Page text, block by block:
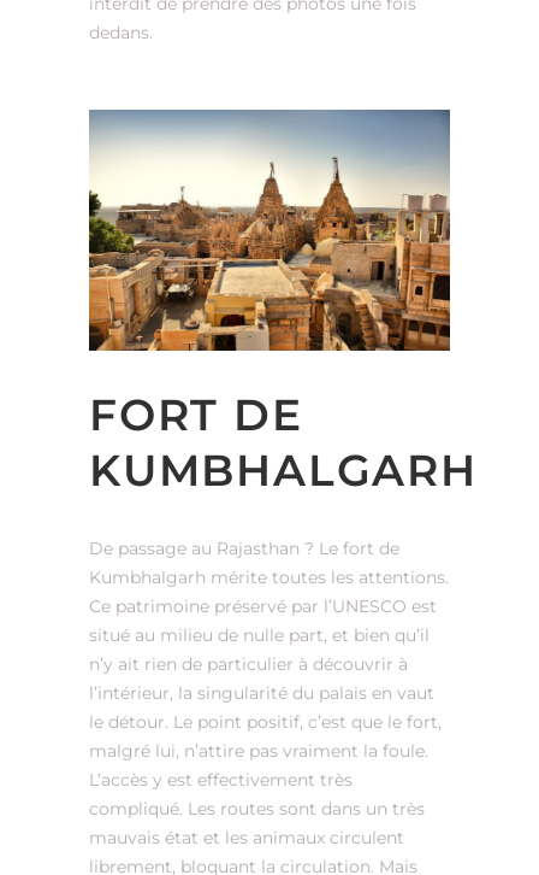
dedans.
FORT DE
KUMBHALGARH
De passage au Rajasthan ? Le fort de
Kumbhalgarh mérite toutes les attentions.
Ce patrimoine préservé par l’UNESCO est
situé au milieu de nulle part, et bien qu’il
n’y ait rien de particulier à découvrir à
l’intérieur, la singularité du palais en vaut
le détour. Le point positif, c’est que le fort,
malgré lui, n’attire pas vraiment la foule.
L’accès y est effectivement très
compliqué. Les routes sont dans un très
mauvais état et les animaux circulent
librement, bloquant la circulation. Mais